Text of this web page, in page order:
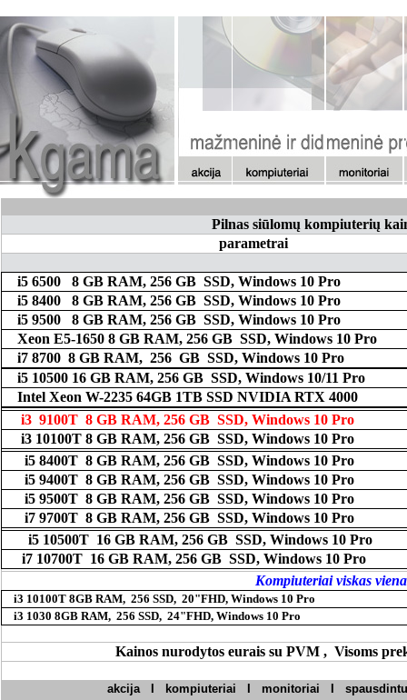
Pilnas siūlomų kompiuterių
parametrai
i5 6500 8 GB RAM, 256 GB SSD, Windows 10 Pro
i5 8400 8 GB RAM, 256 GB SSD, Windows 10 Pro
i5 9500 8 GB RAM, 256 GB SSD, Windows 10 Pro
Xeon E5-1650 8 GB RAM, 256 GB SSD, Windows 10 Pro
i7 8700 8 GB RAM, 256 GB SSD, Windows 10 Pro
i5 10500 16 GB RAM, 256 GB SSD, Windows 10/11 Pro
Intel Xeon W-2235 64GB 1TB SSD NVIDIA RTX 4000
i3 9100T 8 GB RAM, 256 GB SSD, Windows 10 Pro
i3 10100T 8 GB RAM, 256 GB SSD, Windows 10 Pro
i5 8400T 8 GB RAM, 256 GB SSD, Windows 10 Pro
i5 9400T 8 GB RAM, 256 GB SSD, Windows 10 Pro
i5 9500T 8 GB RAM, 256 GB SSD, Windows 10 Pro
i7 9700T 8 GB RAM, 256 GB SSD, Windows 10 Pro
i5 10500T 16 GB RAM, 256 GB SSD, Windows 10 Pro
i7 10700T 16 GB RAM, 256 GB SSD, Windows 10 Pro
Kompiuteriai viskas
i3 10100T 8GB RAM, 256 SSD, 20"FHD, Windows 10 Pro
i3 1030 8GB RAM, 256 SSD, 24"FHD, Windows 10 Pro
Kainos nurodytos eurais su PVM , Visoms
akcijaI kompiuteriai monitoriai I